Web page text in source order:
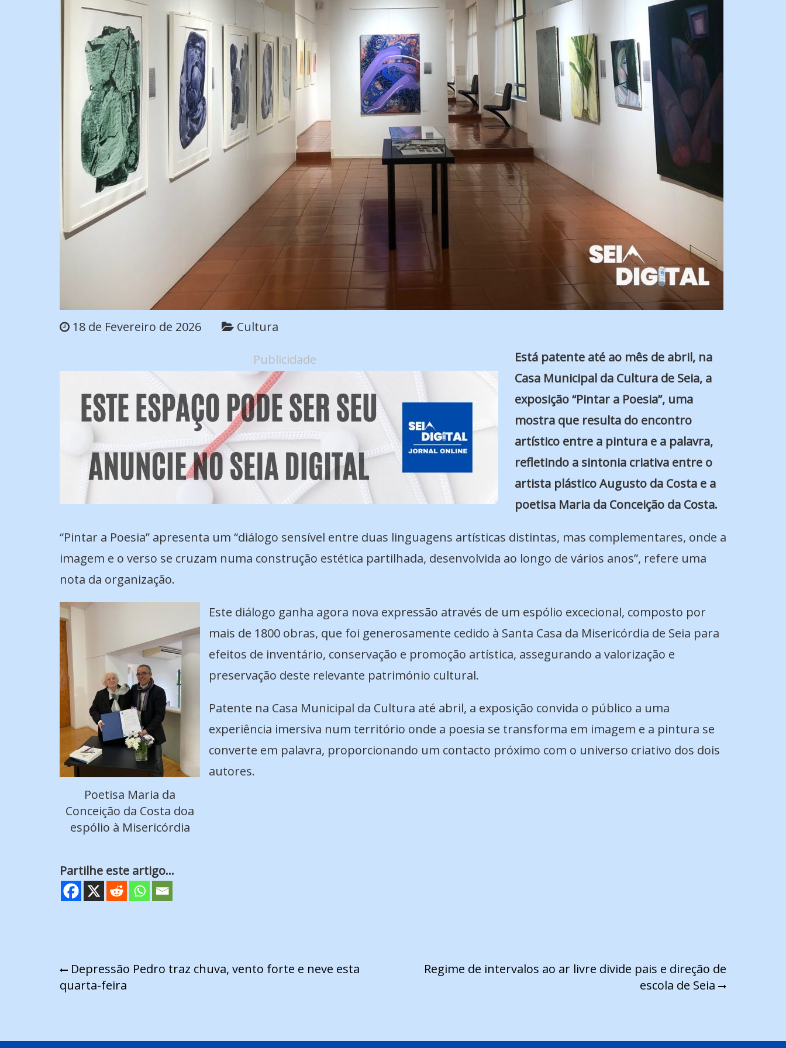
18 de Fevereiro de 2026 Cultura
Publicidade
Está patente até ao mês de abril, na
Casa Municipal da Cultura de Seia, a
exposição “Pintar a Poesia”, uma
mostra que resulta do encontro
artístico entre a pintura e a palavra,
refletindo a sintonia criativa entre o
artista plásticoAugusto da Costa e a
poetisa Maria da Conceição da Costa.
“Pintar a Poesia” apresenta um “diálogo sensível entre duas linguagens artísticas distintas, mas complementares, onde a
imagem e o verso se cruzam numa construção estética partilhada, desenvolvida ao longo de vários anos”, refere uma
nota da organização.
Poetisa Maria da
Conceição da Costa doa
espólio à Misericórdia
Este diálogo ganha agora nova expressão através de um espólio excecional, composto por
mais de 1800 obras, que foi generosamente cedido à Santa Casa da Misericórdia de Seia para
efeitos de inventário, conservação e promoção artística, assegurando a valorização e
preservação deste relevante património cultural.
Patente na Casa Municipal da Cultura até abril, a exposição convida o público a uma
experiência imersiva num território onde a poesia se transforma em imagem e a pintura se
converte em palavra, proporcionando um contacto próximo com o universo criativo dos dois
autores.
Partilhe este artigo...
Navegação
de
Depressão Pedro traz chuva, vento forte e neve esta
quarta-feira
Regime de intervalos ao ar livre divide pais e direção de
escola de Seia